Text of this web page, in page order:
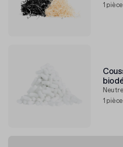
1
Neutre
1